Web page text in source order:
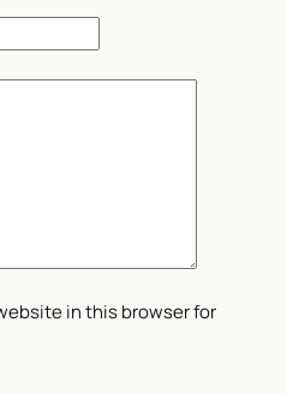
in this browser for